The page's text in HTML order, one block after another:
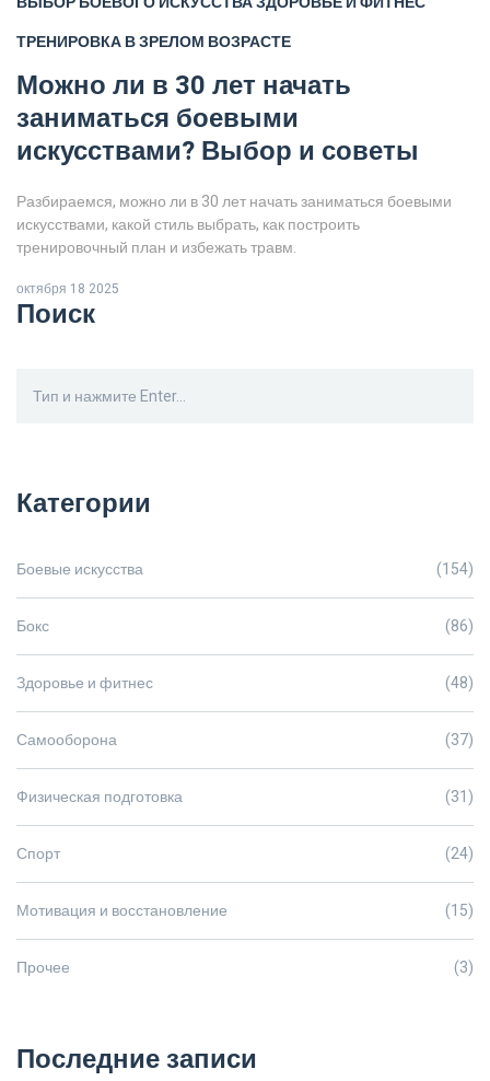
ТРЕНИРОВКА В ЗРЕЛОМ ВОЗРАСТЕ
Можно ли в 30 лет начать
заниматься боевыми
искусствами? Выбор и советы
Разбираемся, можно ли в 30 лет начать заниматься боевыми
искусствами, какой стиль выбрать, как построить
тренировочный план и избежать травм.
октября 18 2025
Поиск
Категории
Боевые искусства (154)
Бокс (86)
Здоровье и фитнес (48)
Самооборона (37)
Физическая подготовка (31)
Спорт (24)
Мотивация и восстановление (15)
Прочее (3)
Последние записи